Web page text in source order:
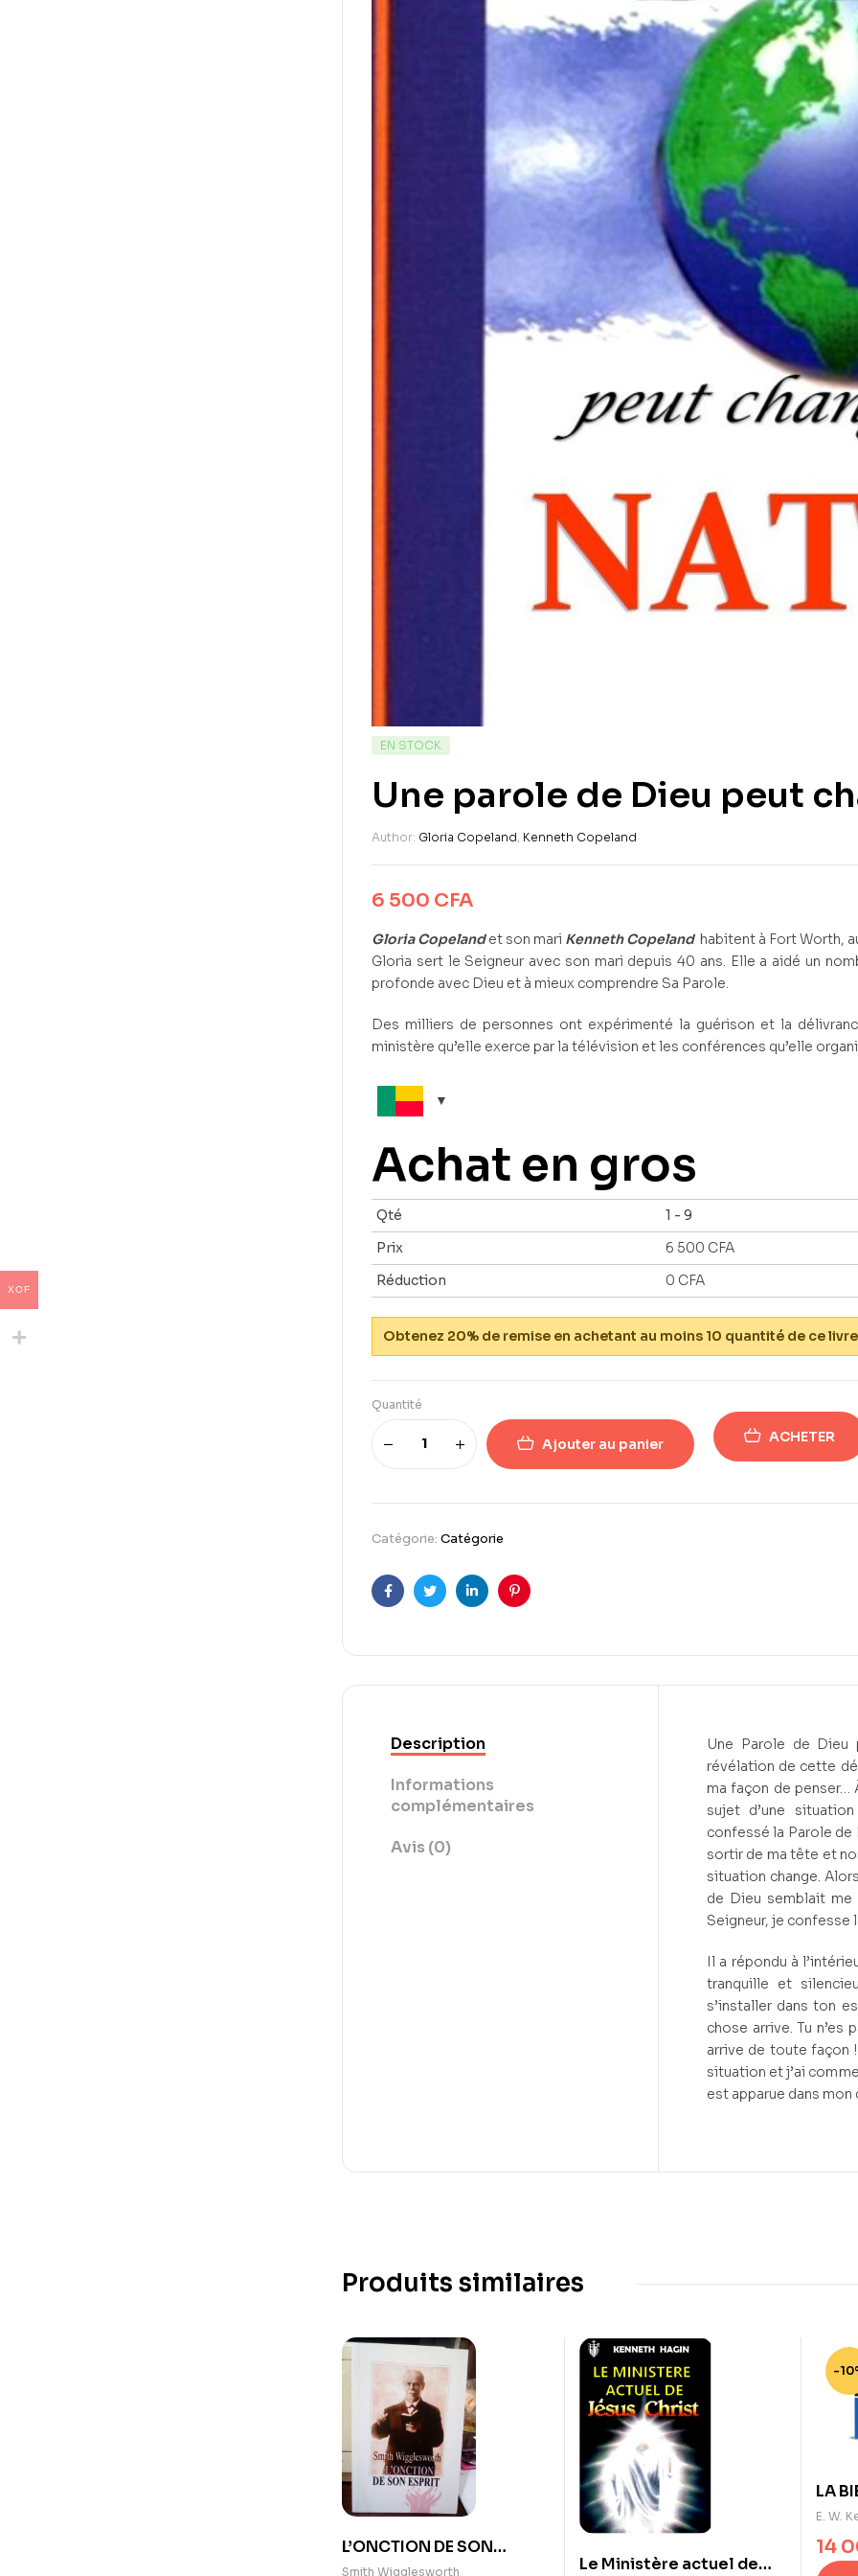
EN STOCK
Une parole de Dieu peut
Author: Gloria Copeland Kenneth Copeland
6 500 CFA
Gloria Copelandet son mari Kenneth Copeland habitent à Fort Worth,
Gloria sert le Seigneur avec son mari depuis 40 ans. Elle a aidé un
profonde avec Dieu et à mieux comprendre Sa Parole.
Des milliers de personnes ont expérimenté la guérison et la
ministère qu’elle exerce par la télévision et les conférences qu’elle
Achat en gros
Qté 1 - 9
Prix
6 500 CFA
Réduction
0 CFA
Obtenez 20% de remise en achetant au moins 10 quantité de ce livre
Quantité
Ajouter au panier ACHETER
Catégorie: Catégorie
FacebookTwitterLinkedinPinterest
Description
Informations
complémentaires
Avis (0)
Une Parole de
révélation de cette
ma façon de penser…
sujet d’une
confessé la Parole de
sortir de ma tête et
situation change.
de Dieu semblait me
Seigneur, je confesse
Il a répondu à
tranquille et
s’installer dans ton
chose arrive. Tu n’es
arrive de toute façon
situation et j’ai
est apparue dans mon
Produits similaires
L’ONCTION DE SON
ESPRIT De Smith
Smith Wigglesworth Le Ministère actuel de
-
LA
E. W.
14
XOF